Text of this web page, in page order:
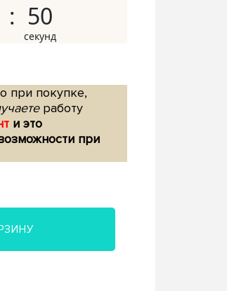
49
при покупке,
работу
и это
при